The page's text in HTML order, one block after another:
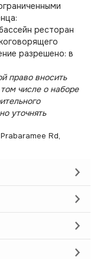
ресторан
разрешено: в
право вносить
числе о наборе
уточнять
Rd,